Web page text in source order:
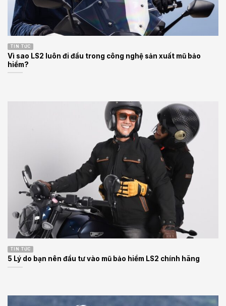
TIN TỨC
Vì sao LS2 luôn đi đầu trong công nghệ sản xuất mũ bảo
hiểm?
TIN TỨC
5 Lý do bạn nên đầu tư vào mũ bảo hiểm LS2 chính hãng